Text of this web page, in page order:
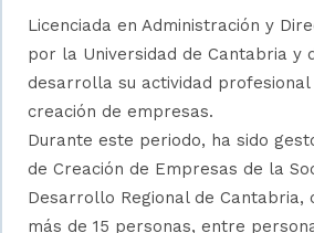
Licenciada en Administración y
por la Universidad de Cantabria y
desarrolla su actividad
creación de empresas.
Durante este periodo, ha sido
de Creación de Empresas de la
Desarrollo Regional de Cantabria,
más de 15 personas, entre